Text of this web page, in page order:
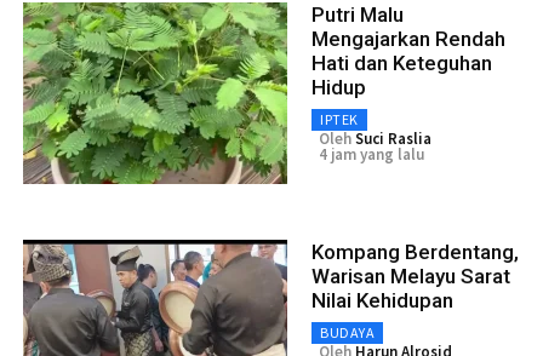
Putri Malu
Mengajarkan Rendah
Hati dan Keteguhan
Hidup
IPTEK
OlehSuci Raslia
4 jam yang lalu
Kompang Berdentang,
Warisan Melayu Sarat
Nilai Kehidupan
BUDAYA
Oleh Harun Alrosid